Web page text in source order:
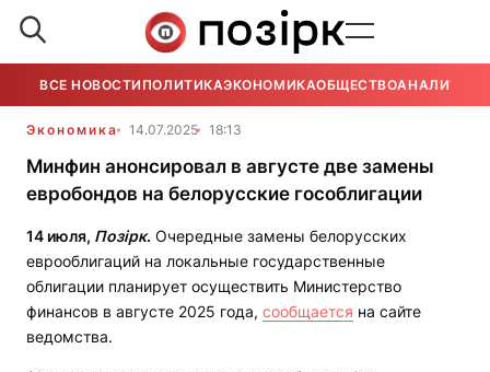
ВСЕ НОВОСТИ ПОЛИТИКАЭКОНОМИКАОБЩЕСТВОАНАЛИТИКА
Экономика 14.07.2025 18:13
Минфин анонсировал в августе две замены
евробондов на белорусские гособлигации
14 июля, Позірк. Очередные замены белорусских
еврооблигаций на локальные государственные
облигации планирует осуществить Министерство
финансов в августе 2025 года, сообщается на сайте
ведомства.